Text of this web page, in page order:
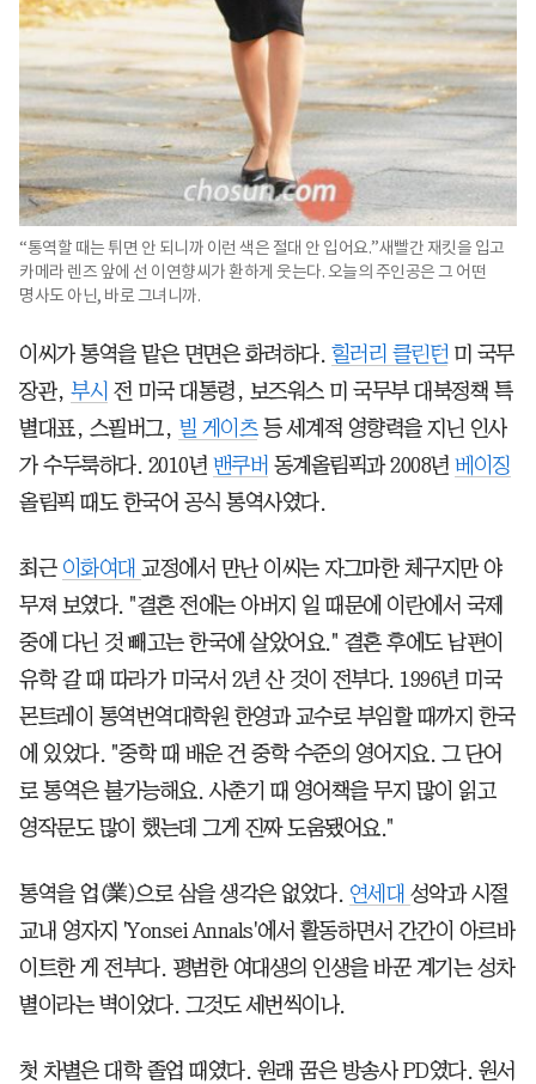
“통역할 때는 튀면 안 되니까 이런 색은 절대 안 입어요.”새빨간 재킷을 입고
카메라 렌즈 앞에 선 이연향씨가 환하게 웃는다. 오늘의 주인공은 그 어떤
명사도 아닌, 바로 그녀니까.
이씨가 통역을 맡은 면면은 화려하다. 힐러리 클린턴 미 국무
장관, 부시 전 미국 대통령, 보즈워스 미 국무부 대북정책 특
별대표, 스필버그, 빌 게이츠 등 세계적 영향력을 지닌 인사
가 수두룩하다. 2010년 밴쿠버 동계올림픽과 2008년 베이징
올림픽 때도 한국어 공식 통역사였다.
최근 이화여대 교정에서 만난 이씨는 자그마한 체구지만 야
무져 보였다. "결혼 전에는 아버지 일 때문에 이란에서 국제
중에 다닌 것 빼고는 한국에 살았어요." 결혼 후에도 남편이
유학 갈 때 따라가 미국서 2년 산 것이 전부다. 1996년 미국
몬트레이 통역번역대학원 한영과 교수로 부임할 때까지 한국
에 있었다. "중학 때 배운 건 중학 수준의 영어지요. 그 단어
로 통역은 불가능해요. 사춘기 때 영어책을 무지 많이 읽고
영작문도 많이 했는데 그게 진짜 도움됐어요."
통역을 업(業)으로 삼을 생각은 없었다. 연세대 성악과 시절
교내 영자지 'Yonsei Annals'에서 활동하면서 간간이 아르바
이트한 게 전부다. 평범한 여대생의 인생을 바꾼 계기는 성차
별이라는 벽이었다. 그것도 세번씩이나.
첫 차별은 대학 졸업 때였다. 원래 꿈은 방송사 PD였다. 원서